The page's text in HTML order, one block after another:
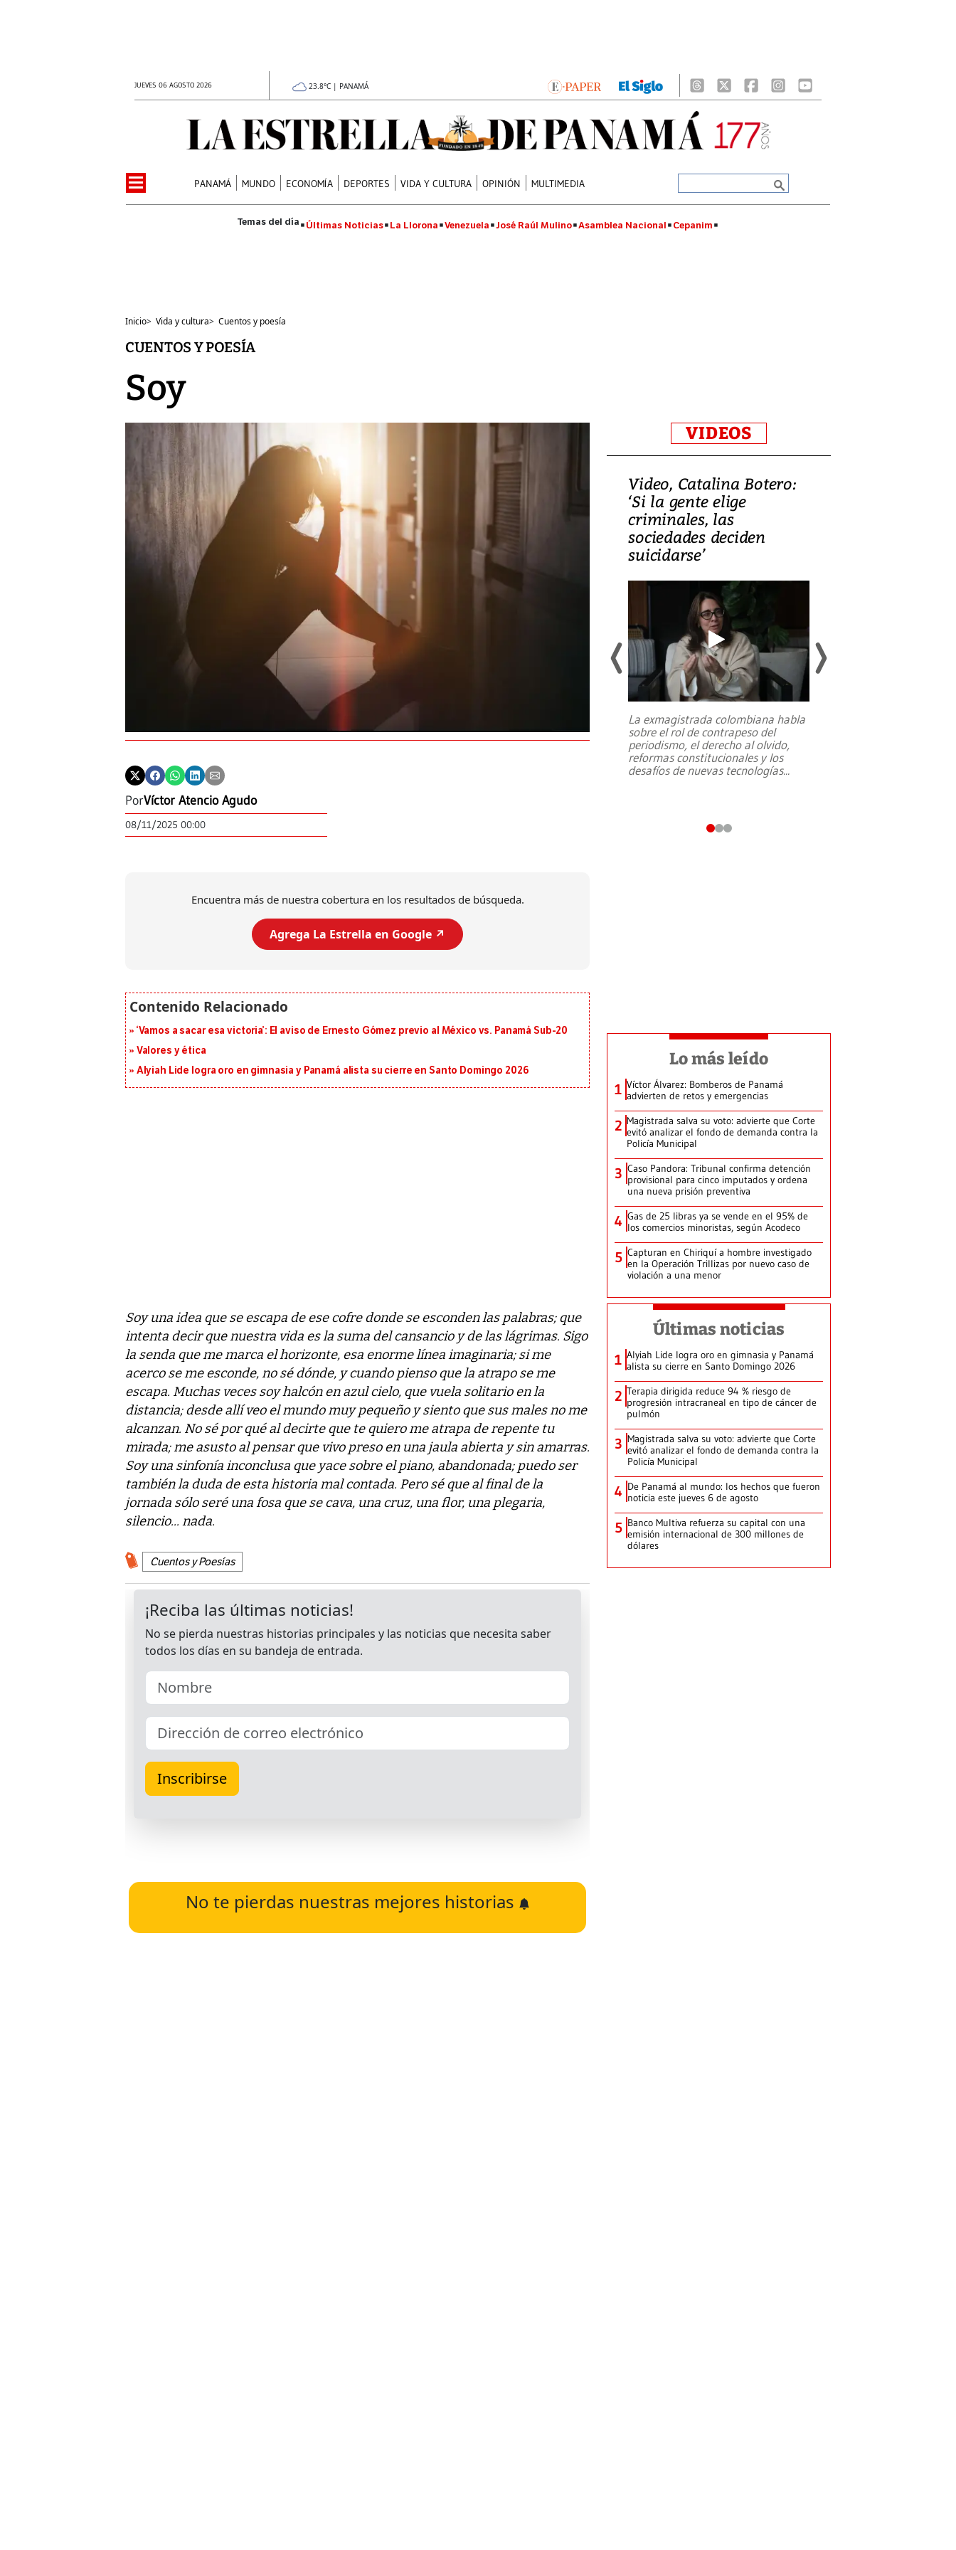
JUEVES 06 AGOSTO 2026 23.8°C | PANAMÁ
PANAMÁ MUNDO ECONOMÍA DEPORTES VIDA Y CULTURA OPINIÓN MULTIMEDIA
Últimas Noticias La Llorona Venezuela José Raúl Mulino Asamblea Nacional Cepanim
Inicio> Vida y cultura> Cuentos y poesía
CUENTOS Y POESÍA
Soy
PorVíctor Atencio Agudo
08/11/2025 00:00
Encuentra más de nuestra cobertura en los resultados de búsqueda.
Agrega La Estrella en Google ↗️
‘Vamos a sacar esa victoria’: El aviso de Ernesto Gómez previo al México vs. Panamá Sub-20
Valores y ética
Alyiah Lide logra oro en gimnasia y Panamá alista su cierre en Santo Domingo 2026
Soy una idea que se escapa de ese cofre donde se esconden las palabras; que
intenta decir que nuestra vida es la suma del cansancio y de las lágrimas. Sigo
la senda que me marca el horizonte, esa enorme línea imaginaria; si me
acerco se me esconde, no sé dónde, y cuando pienso que la atrapo se me
escapa. Muchas veces soy halcón en azul cielo, que vuela solitario en la
distancia; desde allí veo el mundo muy pequeño y siento que sus males no me
alcanzan. No sé por qué al decirte que te quiero me atrapa de repente tu
mirada; me asusto al pensar que vivo preso en una jaula abierta y sin amarras.
Soy una sinfonía inconclusa que yace sobre el piano, abandonada; puedo ser
también la duda de esta historia mal contada. Pero sé que al final de la
jornada sólo seré una fosa que se cava, una cruz, una flor, una plegaria,
silencio... nada.
Cuentos y Poesías
No te pierdas nuestras mejores historias
VIDEOS
Video, Japón: Terremoto
deja heridos y graves
daños en Kumamoto
julio en la prefectura de Kumamoto,
emergencia de gran...
Video, Catalina Botero:
‘Si la gente elige
criminales, las
sociedades deciden
suicidarse’
La exmagistrada colombiana habla
sobre el rol de contrapeso del
periodismo, el derecho al olvido,
reformas constitucionales y los
desafíos de nuevas tecnologías...
Lo más leído
1 Víctor Álvarez: Bomberos de Panamá
advierten de retos y emergencias
2 Magistrada salva su voto: advierte que Corte
evitó analizar el fondo de demanda contra la
Policía Municipal
3 Caso Pandora: Tribunal confirma detención
provisional para cinco imputados y ordena
una nueva prisión preventiva
4 Gas de 25 libras ya se vende en el 95% de
los comercios minoristas, según Acodeco
5 Capturan en Chiriquí a hombre investigado
en la Operación Trillizas por nuevo caso de
violación a una menor
Últimas noticias
1 Alyiah Lide logra oro en gimnasia y Panamá
alista su cierre en Santo Domingo 2026
2 Terapia dirigida reduce 94 % riesgo de
progresión intracraneal en tipo de cáncer de
pulmón
3 Magistrada salva su voto: advierte que Corte
evitó analizar el fondo de demanda contra la
Policía Municipal
4 De Panamá al mundo: los hechos que fueron
noticia este jueves 6 de agosto
5 Banco Multiva refuerza su capital con una
emisión internacional de 300 millones de
dólares